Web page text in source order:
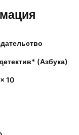
(Азбука)
10